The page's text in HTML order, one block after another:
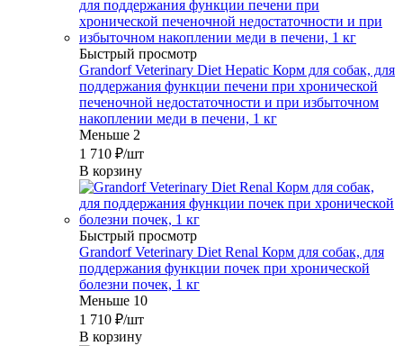
Быстрый просмотр
Grandorf Veterinary Diet Hepatic Корм для собак, для
поддержания функции печени при хронической
печеночной недостаточности и при избыточном
накоплении меди в печени, 1 кг
Меньше 2
1 710 ₽/шт
В корзину
Быстрый просмотр
Grandorf Veterinary Diet Renal Корм для собак, для
поддержания функции почек при хронической
болезни почек, 1 кг
Меньше 10
1 710 ₽/шт
В корзину